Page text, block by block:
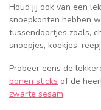
Houd jij ook van een
snoepkonten hebben
tussendoortjes zoals,
snoepjes, koekjes,
Probeer eens de
bonen sticks of de
zwarte sesam.